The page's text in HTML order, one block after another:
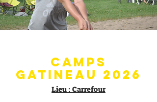
Camps
Gatineau 2026
Lieu : Carrefour